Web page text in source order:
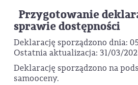
Przygotowanie
sprawie dostępności
Deklarację sporządzono dnia:
Ostatnia aktualizacja: 31/03/
Deklarację sporządzono na
samooceny.